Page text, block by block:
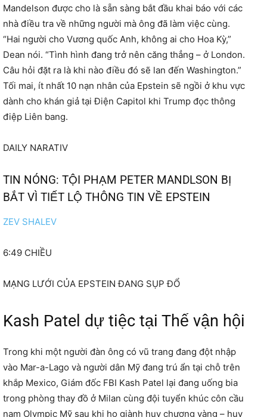
Mandelson được cho là sẵn sàng bắt đầu khai báo với các
nhà điều tra về những người mà ông đã làm việc cùng.
“Hai người cho Vương quốc Anh, không ai cho Hoa Kỳ,”
Dean nói. “Tình hình đang trở nên căng thẳng – ở London.
Câu hỏi đặt ra là khi nào điều đó sẽ lan đến Washington.”
Tối mai, ít nhất 10 nạn nhân của Epstein sẽ ngồi ở khu vực
dành cho khán giả tại Điện Capitol khi Trump đọc thông
điệp Liên bang.
DAILY NARATIV
TIN NÓNG: TỘI PHẠM PETER MANDLSON BỊ
BẮT VÌ TIẾT LỘ THÔNG TIN VỀ EPSTEIN
ZEV SHALEV
6:49 CHIỀU
MẠNG LƯỚI CỦA EPSTEIN ĐANG SỤP ĐỔ
Kash Patel dự tiệc tại Thế vận hội
Trong khi một người đàn ông có vũ trang đang đột nhập
vào Mar-a-Lago và người dân Mỹ đang trú ẩn tại chỗ trên
khắp Mexico, Giám đốc FBI Kash Patel lại đang uống bia
trong phòng thay đồ ở Milan cùng đội tuyển khúc côn cầu
nam Olympic Mỹ sau khi họ giành huy chương vàng – huy